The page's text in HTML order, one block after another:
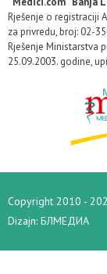
Rješenje o registraciji
za privredu, broj: 02-
Rješenje Ministarstva
25.09.2003. godine,
Copyright 2010 -
Dizajn: БЛМЕДИА